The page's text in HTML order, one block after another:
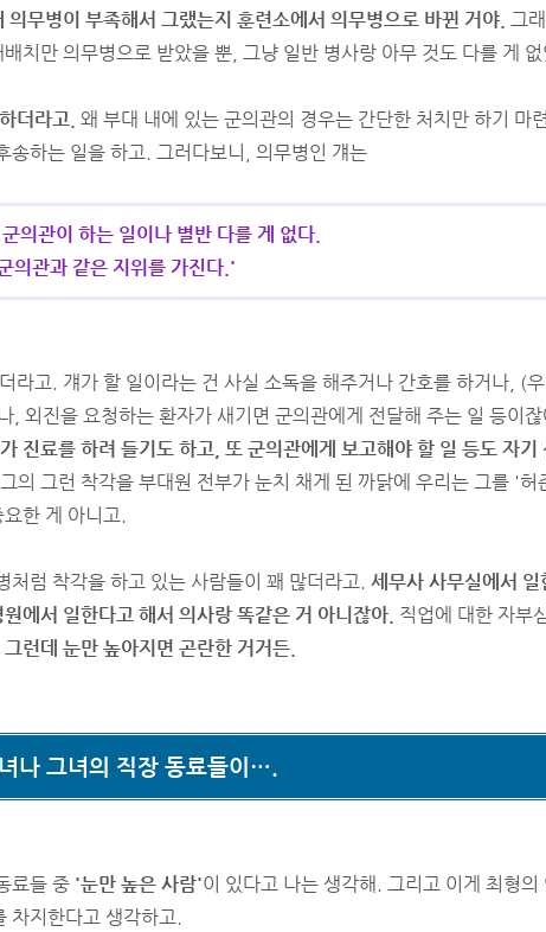
의무병이 부족해서 그랬는지 훈련소에서 의무병으로 바뀐 거야. 그
치만 의무병으로 받았을 뿐, 그냥 일반 병사랑 아무 것도 다를 게
더라고. 왜 부대 내에 있는 군의관의 경우는 간단한 처치만 하기 마
송하는 일을 하고. 그러다보니, 의무병인 걔는
의관이 하는 일이나 별반 다를 게 없다.
의관과 같은 지위를 가진다.'
라고. 걔가 할 일이라는 건 사실 소독을 해주거나 간호를 하거나, (
, 외진을 요청하는 환자가 새기면 군의관에게 전달해 주는 일 등이
진료를 하려 들기도 하고, 또 군의관에게 보고해야 할 일 등도 자기
그의 그런 착각을 부대원 전부가 눈치 채게 된 까닭에 우리는 그를 '허
한 게 아니고.
처럼 착각을 하고 있는 사람들이 꽤 많더라고. 세무사 사무실에서
에서 일한다고 해서 의사랑 똑같은 거 아니잖아. 직업에 대한 자부
그런데 눈만 높아지면 곤란한 거거든.
나 그녀의 직장 동료들이….
료들 중 '눈만 높은 사람'이 있다고 나는 생각해. 그리고 이게 최형
차지한다고 생각하고.